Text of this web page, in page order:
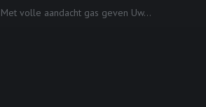
Met volle aandacht gas geven Uw...